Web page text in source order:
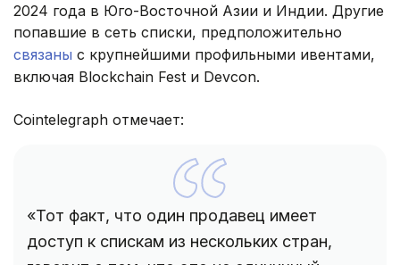
2024 года в Юго-Восточной Азии и Индии. Другие
попавшие в сеть списки, предположительно
связаны с крупнейшими профильными ивентами,
включая Blockchain Fest и Devcon.
Cointelegraph отмечает:
«Тот факт, что один продавец имеет
доступ к спискам из нескольких стран,